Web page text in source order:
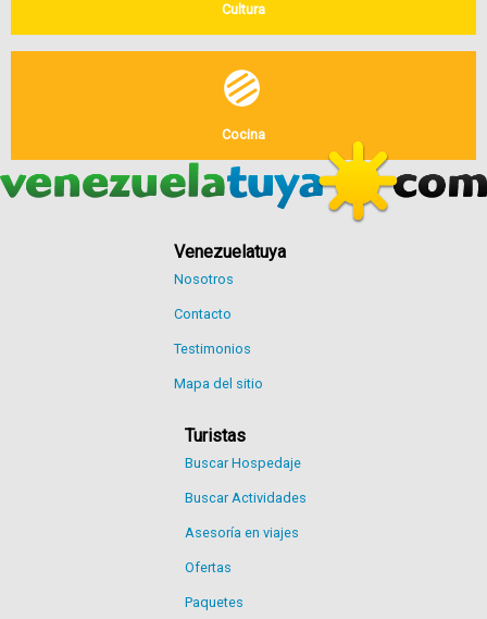
Cultura
Cocina
Venezuelatuya
Nosotros
Contacto
Testimonios
Mapa del sitio
Turistas
Buscar Hospedaje
Buscar Actividades
Asesoría en viajes
Ofertas
Paquetes